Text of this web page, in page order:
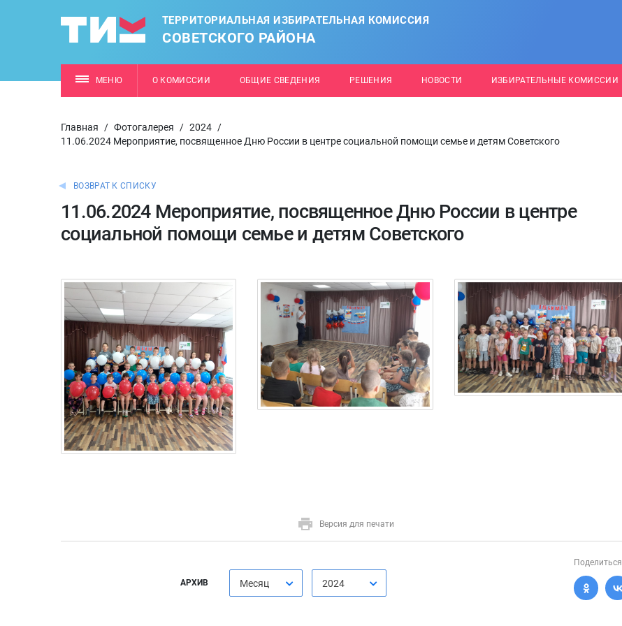
ТЕРРИТОРИАЛЬНАЯ ИЗБИРАТЕЛЬНАЯ КОМИССИЯ
СОВЕТСКОГО РАЙОНА
МЕНЮ О КОМИССИИ ОБЩИЕ СВЕДЕНИЯ РЕШЕНИЯ НОВОСТИ ИЗБИРАТЕЛЬНЫЕ КОМИССИИ
Главная / Фотогалерея / 2024 /
11.06.2024 Мероприятие, посвященное Дню России в центре социальной помощи семье и детям Советского
ВОЗВРАТ К СПИСКУ
11.06.2024 Мероприятие, посвященное Дню России в центре
социальной помощи семье и детям Советского
Версия для печати
АРХИВ Месяц 2024
Поделиться